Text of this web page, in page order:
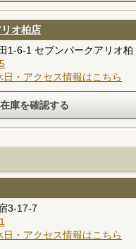
オ柏店
1-6-1 セブンパークアリオ柏
・アクセス情報はこちら
3-17-7
・アクセス情報はこちら